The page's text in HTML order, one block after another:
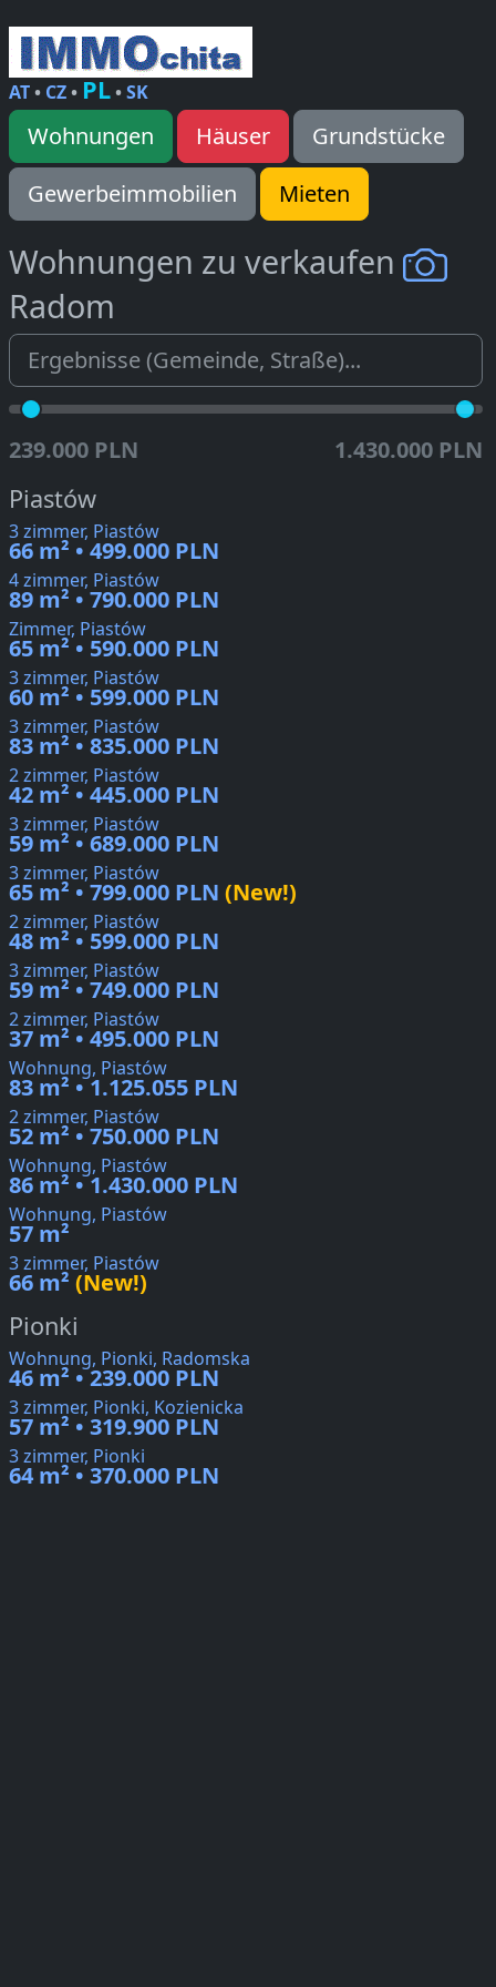
AT• CZ• PL•SK
Wohnungen Häuser
Grundstücke
Gewerbeimmobilien
Mieten
Wohnungen zu verkaufen
Radom
239.000 PLN 1.430.000 PLN
Piastów
3 zimmer, Piastów
66 m² • 499.000 PLN
4 zimmer, Piastów
89 m² • 790.000 PLN
Zimmer, Piastów
65 m² • 590.000 PLN
3 zimmer, Piastów
60 m² • 599.000 PLN
3 zimmer, Piastów
83 m² • 835.000 PLN
2 zimmer, Piastów
42 m² • 445.000 PLN
3 zimmer, Piastów
59 m² • 689.000 PLN
3 zimmer, Piastów
65 m² • 799.000 PLN (New!)
2 zimmer, Piastów
48 m² • 599.000 PLN
3 zimmer, Piastów
59 m² • 749.000 PLN
2 zimmer, Piastów
37 m² • 495.000 PLN
Wohnung, Piastów
83 m² • 1.125.055 PLN
2 zimmer, Piastów
52 m² • 750.000 PLN
Wohnung, Piastów
86 m² • 1.430.000 PLN
Wohnung, Piastów
57 m²
3 zimmer, Piastów
66 m² (New!)
Pionki
Wohnung, Pionki, Radomska
46 m² • 239.000 PLN
3 zimmer, Pionki, Kozienicka
57 m² • 319.900 PLN
3 zimmer, Pionki
64 m² • 370.000 PLN